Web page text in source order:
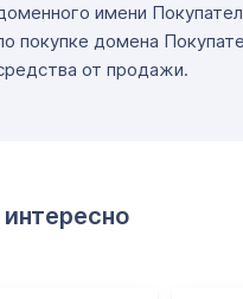
имени
покупке домена
от продажи.